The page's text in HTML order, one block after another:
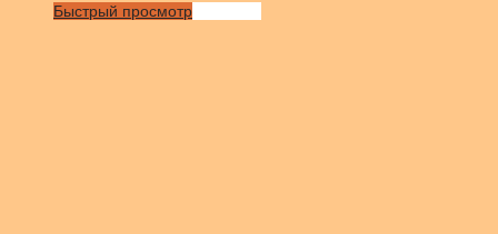
Быстрый просмотр